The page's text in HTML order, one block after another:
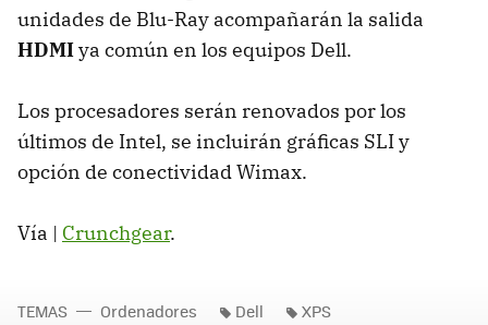
unidades de Blu-Ray acompañarán la salida
HDMIya común en los equipos Dell.
Los procesadores serán renovados por los
últimos de Intel, se incluirán gráficas SLI y
opción de conectividad Wimax.
Vía | Crunchgear.
TEMAS Ordenadores Dell XPS